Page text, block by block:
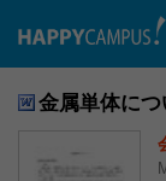
金属単体につ